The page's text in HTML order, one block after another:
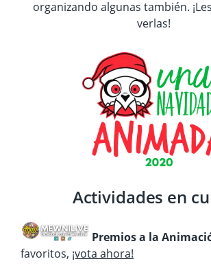
organizando algunas también.
verlas!
Actividades en
Premios a la
favoritos, ¡vota ahora!